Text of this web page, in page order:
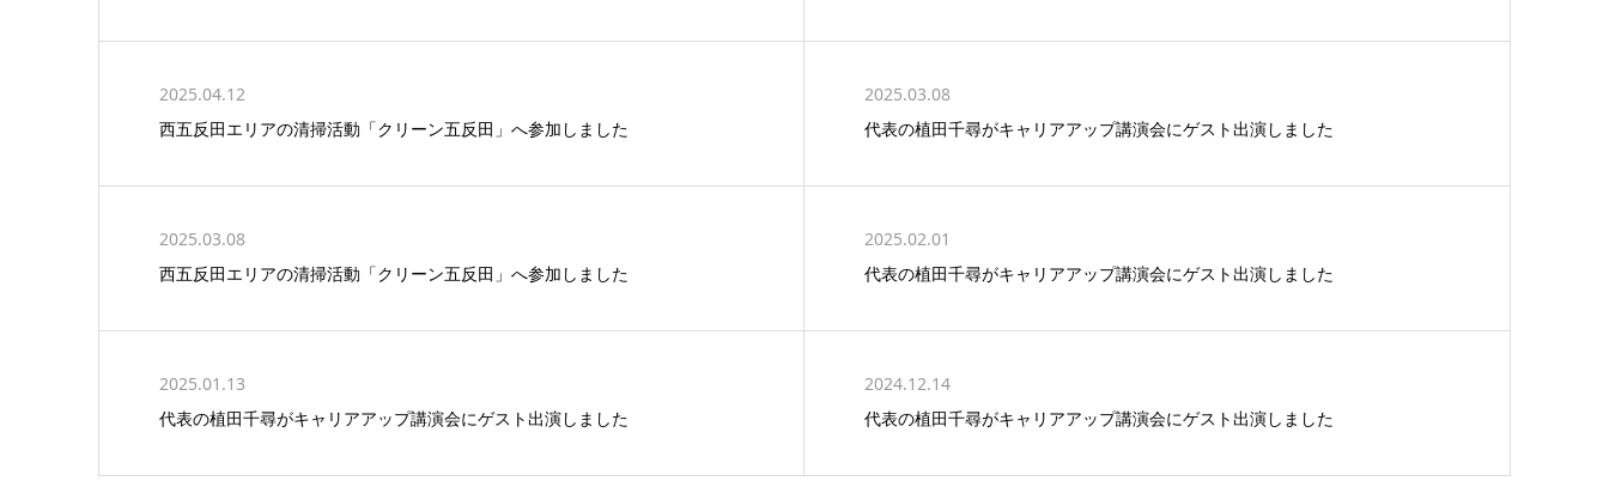
2025.04.12
西五反田エリアの清掃活動「クリーン五反田」へ参加しました
2025.03.08
代表の植田千尋がキャリアアップ講演会にゲスト出演しました
2025.03.08
西五反田エリアの清掃活動「クリーン五反田」へ参加しました
2025.02.01
代表の植田千尋がキャリアアップ講演会にゲスト出演しました
2025.01.13
代表の植田千尋がキャリアアップ講演会にゲスト出演しました
2024.12.14
代表の植田千尋がキャリアアップ講演会にゲスト出演しました